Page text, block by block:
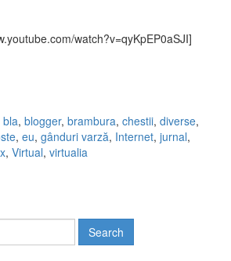
watch?v=qyKpEP0aSJI]
bla, blogger, brambura, chestii, diverse,
, eu, gânduri varză, Internet, jurnal,
, Virtual, virtualia